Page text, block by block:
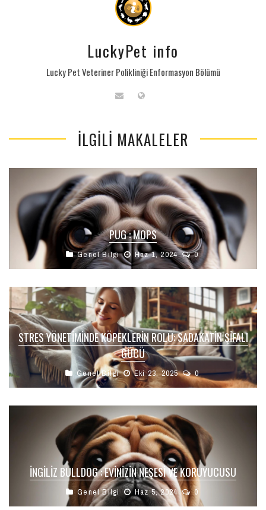
LuckyPet info
Lucky Pet Veteriner Polikliniği Enformasyon Bölümü
İLGILI MAKALELER
PUG : MOPS
Genel Bilgi Haz 1, 2024 0
STRES YÖNETIMINDE KÖPEKLERIN ROLÜ: SADAKATIN ŞIFALI
GÜCÜ
Genel Bilgi Eki 23, 2025 0
İNGILIZ BULLDOG : EVINIZIN NEŞESI VE KORUYUCUSU
Genel Bilgi Haz 5, 2024 0